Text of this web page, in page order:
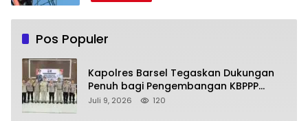
Pos Populer
Kapolres Barsel Tegaskan Dukungan
Penuh bagi Pengembangan KBPPP
Kalimantan Tengah
Juli 9, 2026 120